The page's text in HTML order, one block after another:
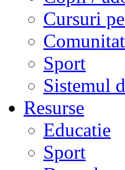
Cursuri
Sport
Sistemul
Resurse
Educatie
Sport